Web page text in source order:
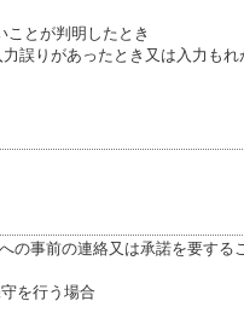
ことが判明したとき
誤りがあったとき又は入力もれ
の事前の連絡又は承諾を要する
を行う場合